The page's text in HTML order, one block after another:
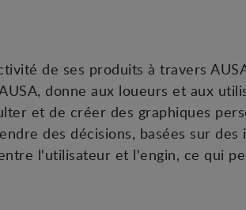
de ses produits à travers
donne aux loueurs et aux
et de créer des graphiques
des décisions, basées sur
l'utilisateur et l'engin, ce qui